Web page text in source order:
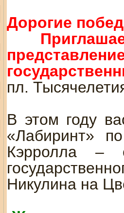
Дорогие
пл.
В этом году
«Лабиринт»
Кэрролла –
Никулина на